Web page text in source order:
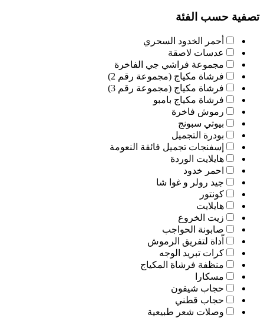
تصفية حسب الفئة
أحمر الخدود السحري
عدسات لاصقة
مجموعة فراشي جي الفاخرة
فرشاة مكياج (مجموعة رقم 2)
فرشاة مكياج (مجموعة رقم 3)
فرشاة مكياج بامبو
رموش فاخرة
بيوتي سبونج
بودرة التجميل
إسفنجات تجميل فائقة النعومة
هايلايت الوردة
احمر خدود
جيد رولر و غوا شا
كونتور
هايلايت
زيت الخروع
صابونة الحواجب
اّداة لتفريق الرموش
كرات تبريد الوجه
منظفة فرشاة المكياج
مسكارا
حجاب شيفون
حجاب قطني
وصلات شعر طبيعية